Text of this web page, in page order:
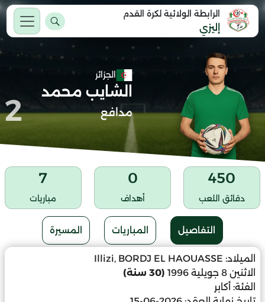
الرابطة الولائية لكرة القدم
إليزي
الجزائر
الشايب محمد
مدافع 2
450
دقائق اللعب
0
أهداف
7
مباريات
التفاصيل المباريات المسيرة
الميلاد: Illizi, BORDJ EL HAOUASSE
الاثنين 8 جويلية 1996
(30 سنة)
الفئة: أكابر